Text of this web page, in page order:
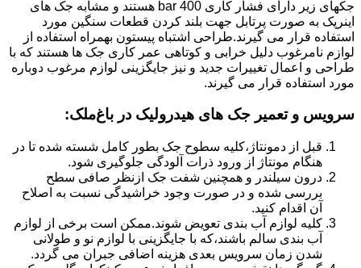
جکهای زیر دارای فشار کاری 400 bar هستند و مشابه جک های
اینرپک به صورت پرتابل جهت بلند کردن قطعات سنگین مورد
استفاده قرار می گیرند.طراحی اشتباه پیستون بهمراه استفاده از
لوازم نامرغوب دلیل خرابی و کوتاهی عمر کاری جک ها هستند که با
طراحی و اعمال تغییرات جدید و نیز جایگزینی لوازم مرغوب دوباره
مورد استفاده قرار می گیرند.
سرویس و تعمیر جک های هیدرولیک در باغ‌ملک:
قبل از دمونتاژ،کلیه سطوح جک بطور کامل شسته شده تا در
هنگام مونتاژ از ورود ذرات آلودگی جلوگیری شود.
درون سیلندر و همچنین شفت جک ازنظر صافی سطح
بررسی شده و در صورت وجود خراشیدگی نسبت به اصلاح
آن اقدام کنید.
کلیه لوازم آب بندی تعویض شوند.ممکن است برخی از لوازم
آب بندی سالم باشند،که با جایگزینی با لوازم نو و طولانی
شدن زمان سرویس بعدی هزینه اضافی جبران می گردد.